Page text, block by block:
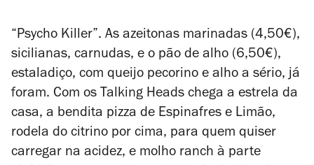
“Psycho Killer”. As azeitonas marinadas (4,50€),
sicilianas, carnudas, e o pão de alho (6,50€),
estaladiço, com queijo pecorino e alho a sério, já
foram. Com os Talking Heads chega a estrela da
casa, a bendita pizza de Espinafres e Limão,
rodela do citrino por cima, para quem quiser
carregar na acidez, e molho ranch à parte